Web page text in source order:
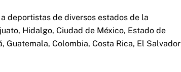
deportistas de diversos estados de la
Hidalgo, Ciudad de México, Estado de
Guatemala, Colombia, Costa Rica, El